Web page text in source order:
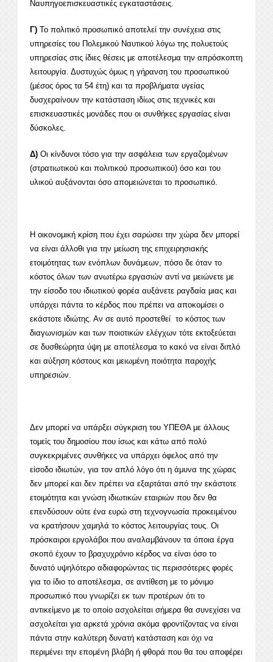
Ναυπηγοεπισκευαστικές εγκαταστάσεις.
Γ) Το πολιτικό προσωπικό αποτελεί την συνέχεια στις
υπηρεσίες του Πολεμικού Ναυτικού λόγω της πολυετούς
υπηρεσίας στις ίδιες θέσεις με αποτέλεσμα την απρόσκοπτη
λειτουργία. Δυστυχώς όμως η γήρανση του προσωπικού
(μέσος όρος τα 54 έτη) και τα προβλήματα υγείας
δυσχεραίνουν την κατάσταση ιδίως στις τεχνικές και
επισκευαστικές μονάδες που οι συνθήκες εργασίας είναι
δύσκολες.
Δ) Οι κίνδυνοι τόσο για την ασφάλεια των εργαζομένων
(στρατιωτικού και πολιτικού προσωπικού) όσο και του
υλικού αυξάνονται όσο απομειώνεται το προσωπικό.
Η οικονομική κρίση που έχει σαρώσει την χώρα δεν μπορεί
να είναι άλλοθι για την μείωση της επιχειρησιακής
ετοιμότητας των ενόπλων δυνάμεων, πόσο δε όταν το
κόστος όλων των ανωτέρω εργασιών αντί να μειώνετε με
την είσοδο του ιδιωτικού φορέα αυξάνετε ραγδαία μιας και
υπάρχει πάντα το κέρδος που πρέπει να αποκομίσει ο
εκάστοτε ιδιώτης. Αν σε αυτό προστεθεί το κόστος των
διαγωνισμών και των ποιοτικών ελέγχων τότε εκτοξεύεται
σε δυσθεώρητα ύψη με αποτέλεσμα το κακό να είναι διπλό
και αύξηση κόστους και μειωμένη ποιότητα παροχής
υπηρεσιών.
Δεν μπορεί να υπάρξει σύγκριση του ΥΠΕΘΑ με άλλους
τομείς του δημοσίου που ίσως και κάτω από πολύ
συγκεκριμένες συνθήκες να υπάρχει όφελος από την
είσοδο ιδιωτών, για τον απλό λόγο ότι η άμυνα της χώρας
δεν μπορεί και δεν πρέπει να εξαρτάται από την εκάστοτε
ετοιμότητα και γνώση ιδιωτικών εταιριών που δεν θα
επενδύσουν ούτε ένα ευρώ στη τεχνογνωσία προκειμένου
να κρατήσουν χαμηλά το κόστος λειτουργίας τους. Οι
πρόσκαιροι εργολάβοι που αναλαμβάνουν τα όποια έργα
σκοπό έχουν το βραχυχρόνιο κέρδος να είναι όσο το
δυνατό υψηλότερο αδιαφορώντας τις περισσότερες φορές
για το ίδιο το αποτέλεσμα, σε αντίθεση με το μόνιμο
προσωπικό που γνωρίζει εκ των προτέρων ότι το
αντικείμενο με το οποίο ασχολείται σήμερα θα συνεχίσει να
ασχολείται για αρκετά χρόνια ακόμα φροντίζοντας να είναι
πάντα στην καλύτερη δυνατή κατάσταση και όχι να
περιμένει την επομένη βλάβη ή φθορά που θα του αποφέρει